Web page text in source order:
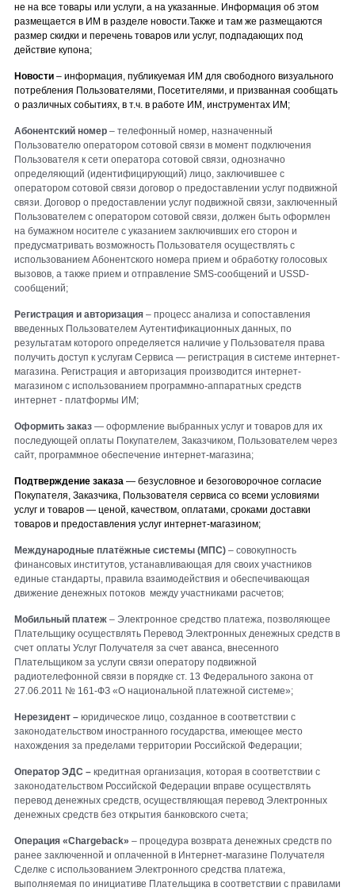
не на все товары или услуги, а на указанные. Информация об этом
размещается в ИМ в разделе новости.Также и там же размещаются
размер скидки и перечень товаров или услуг, подпадающих под
действие купона;
Новости – информация, публикуемая ИМ для свободного визуального
потребления Пользователями, Посетителями, и призванная сообщать
о различных событиях, в т.ч. в работе ИМ, инструментах ИМ;
Абонентский номер – телефонный номер, назначенный
Пользователю оператором сотовой связи в момент подключения
Пользователя к сети оператора сотовой связи, однозначно
определяющий (идентифицирующий) лицо, заключившее с
оператором сотовой связи договор о предоставлении услуг подвижной
связи. Договор о предоставлении услуг подвижной связи, заключенный
Пользователем с оператором сотовой связи, должен быть оформлен
на бумажном носителе с указанием заключивших его сторон и
предусматривать возможность Пользователя осуществлять с
использованием Абонентского номера прием и обработку голосовых
вызовов, а также прием и отправление SMS-сообщений и USSD-
сообщений;
Регистрация и авторизация – процесс анализа и сопоставления
введенных Пользователем Аутентификационных данных, по
результатам которого определяется наличие у Пользователя права
получить доступ к услугам Сервиса — регистрация в системе интернет-
магазина. Регистрация и авторизация производится интернет-
магазином с использованием программно-аппаратных средств
интернет - платформы ИМ ;
Оформить заказ — оформление выбранных услуг и товаров для их
последующей оплаты Покупателем, Заказчиком, Пользователем через
сайт, программное обеспечение интернет-магазина;
Подтверждение заказа — безусловное и безоговорочное согласие
Покупателя, Заказчика, Пользователя сервиса со всеми условиями
услуг и товаров — ценой, качеством, оплатами, сроками доставки
товаров и предоставления услуг интернет-магазином;
Международные платёжные системы (МПС) – совокупность
финансовых институтов, устанавливающая для своих участников
единые стандарты, правила взаимодействия и обеспечивающая
движение денежных потоков между участниками расчетов;
Мобильный платеж – Электронное средство платежа, позволяющее
Плательщику осуществлять Перевод Электронных денежных средств в
счет оплаты Услуг Получателя за счет аванса, внесенного
Плательщиком за услуги связи оператору подвижной
радиотелефонной связи в порядке ст. 13 Федерального закона от
27.06.2011 № 161-ФЗ «О национальной платежной системе»;
Нерезидент – юридическое лицо, созданное в соответствии с
законодательством иностранного государства, имеющее место
нахождения за пределами территории Российской Федерации;
Оператор ЭДС – кредитная организация, которая в соответствии с
законодательством Российской Федерации вправе осуществлять
перевод денежных средств, осуществляющая перевод Электронных
денежных средств без открытия банковского счета;
Операция «Chargeback» – процедура возврата денежных средств по
ранее заключенной и оплаченной в Интернет-магазине Получателя
Сделке с использованием Электронного средства платежа,
выполняемая по инициативе Плательщика в соответствии с правилами